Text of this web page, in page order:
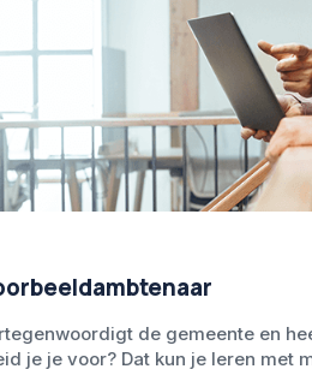
de gemeente en
je je voor? Dat kun je leren met